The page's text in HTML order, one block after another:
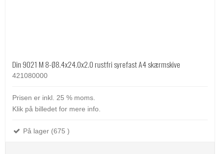
Din 9021 M 8-Ø8.4x24.0x2.0 rustfri syrefast A4 skærmskive
421080000
Prisen er inkl. 25 % moms.
Klik på billedet for mere info.
På lager (675 )